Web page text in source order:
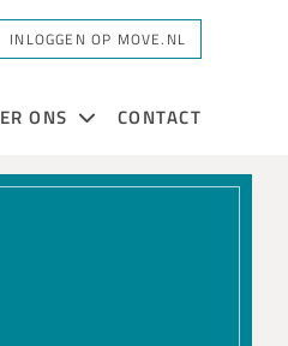
INLOGGEN OP MOVE.NL
ONS CONTACT